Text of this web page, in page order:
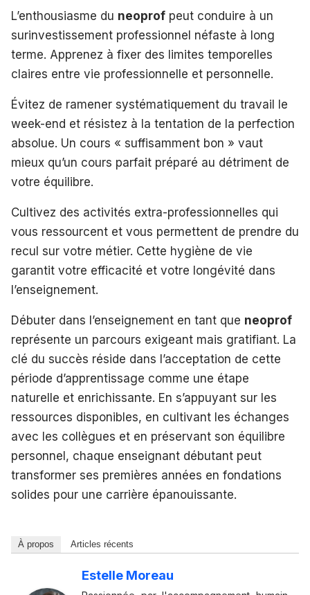
L’enthousiasme du neoprof peut conduire à un
surinvestissement professionnel néfaste à long
terme. Apprenez à fixer des limites temporelles
claires entre vie professionnelle et personnelle.
Évitez de ramener systématiquement du travail le
week-end et résistez à la tentation de la perfection
absolue. Un cours « suffisamment bon » vaut
mieux qu’un cours parfait préparé au détriment de
votre équilibre.
Cultivez des activités extra-professionnelles qui
vous ressourcent et vous permettent de prendre du
recul sur votre métier. Cette hygiène de vie
garantit votre efficacité et votre longévité dans
l’enseignement.
Débuter dans l’enseignement en tant que neoprof
représente un parcours exigeant mais gratifiant. La
clé du succès réside dans l’acceptation de cette
période d’apprentissage comme une étape
naturelle et enrichissante. En s’appuyant sur les
ressources disponibles, en cultivant les échanges
avec les collègues et en préservant son équilibre
personnel, chaque enseignant débutant peut
transformer ses premières années en fondations
solides pour une carrière épanouissante.
À propos Articles récents
Estelle Moreau